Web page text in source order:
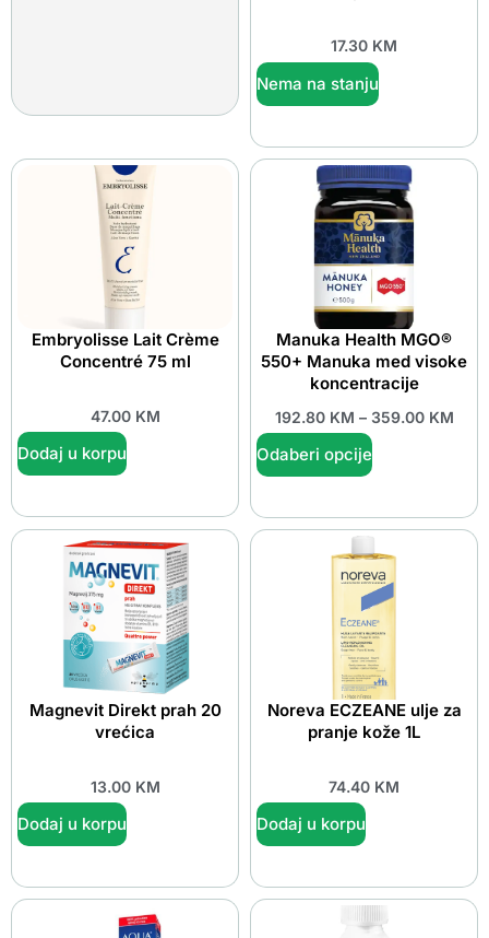
17.30 KM
Nema na stanju
Embryolisse Lait Crème
Concentré 75 ml
47.00 KM
Dodaj u korpu
Manuka Health MGO®
550+ Manuka med visoke
koncentracije
192.80 KM – 359.00 KM
Odaberi opcije
Magnevit Direkt prah 20
vrećica
13.00 KM
Dodaj u korpu
Noreva ECZEANE ulje za
pranje kože 1L
74.40 KM
Dodaj u korpu